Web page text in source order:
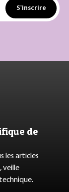
S'inscrire
de
les articles
veille